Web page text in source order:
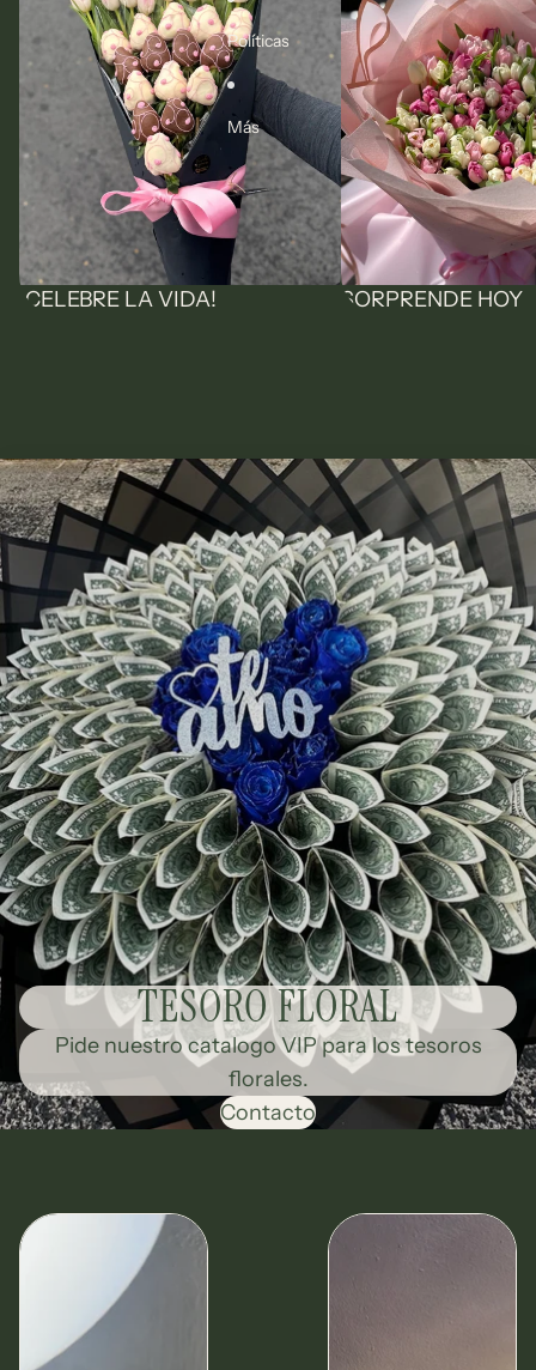
Políticas
Más
¡CELEBRE LA VIDA! SORPRENDE HOY
TESORO FLORAL
Pide nuestro catalogo VIP para los tesoros
florales.
Contacto